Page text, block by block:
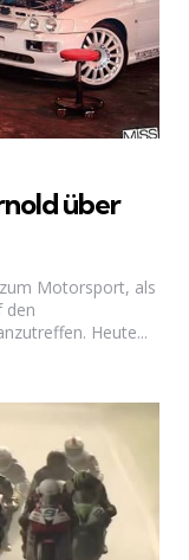
über
Motorsport, als
den
Heute...